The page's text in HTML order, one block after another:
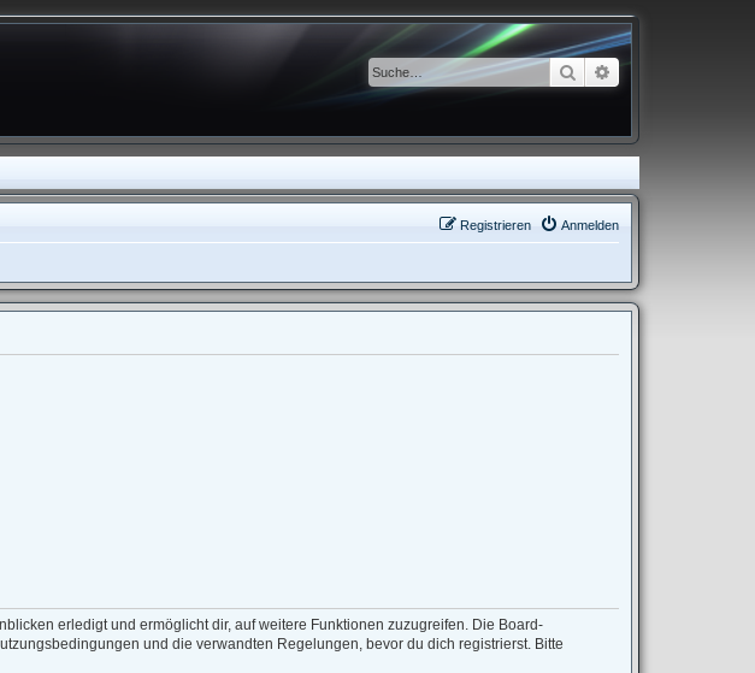
Suche Erweiterte Suche
Anmelden
Registrieren
erledigt und ermöglicht dir, auf weitere Funktionen zuzugreifen. Die Board-
und die verwandten Regelungen, bevor du dich registrierst. Bitte